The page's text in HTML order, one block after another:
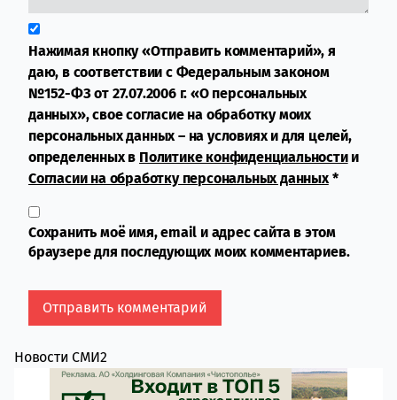
Нажимая кнопку «Отправить комментарий», я
даю, в соответствии с Федеральным законом
№152-ФЗ от 27.07.2006 г. «О персональных
данных», свое согласие на обработку моих
персональных данных – на условиях и для целей,
определенных в Политике конфиденциальностии
Согласии на обработку персональных данных*
Сохранить моё имя, email и адрес сайта в этом
браузере для последующих моих комментариев.
Новости СМИ2